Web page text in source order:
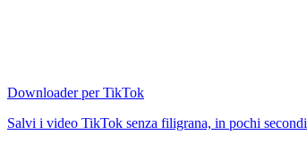
Downloader per TikTok
Salvi i video TikTok senza filigrana, in pochi secondi